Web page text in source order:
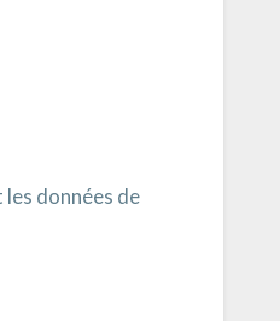
données de